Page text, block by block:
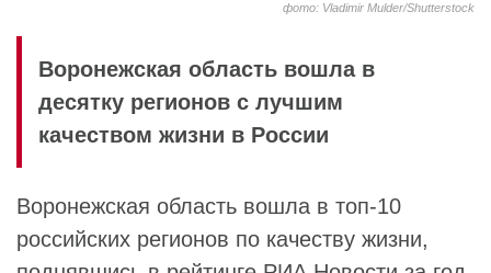
фото: Vladimir Mulder/Shutterstock
Воронежская область вошла в
десятку регионов с лучшим
качеством жизни в России
Воронежская область вошла в топ-10
российских регионов по качеству жизни,